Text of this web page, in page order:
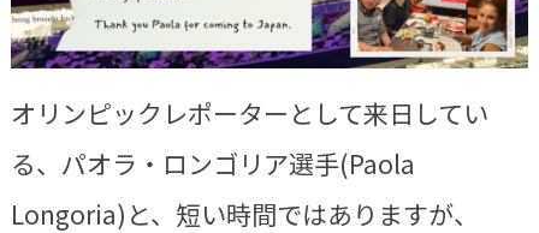
オリンピックレポーターとして来日してい
る、パオラ・ロンゴリア選手(Paola
Longoria)と、短い時間ではありますが、